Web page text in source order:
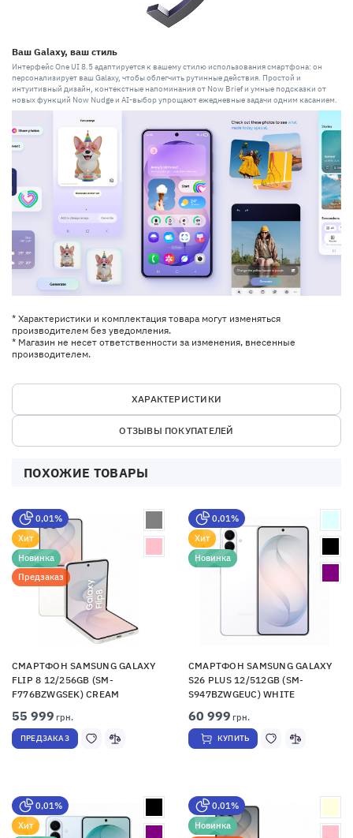
Ваш Galaxy, ваш стиль
Интерфейс One UI 8.5 адаптируется к вашему стилю использования смартфона: он
персонализирует ваш Galaxy, чтобы облегчить рутинные действия. Простой и
интуитивный дизайн, контекстные напоминания от Now Brief и умные подсказки от
новых функций Now Nudge и AI-выбор упрощают ежедневные задачи одним касанием.
* Характеристики и комплектация товара могут изменяться
производителем без уведомления.
* Магазин не несет ответственности за изменения, внесенные
производителем.
ХАРАКТЕРИСТИКИ
ОТЗЫВЫ ПОКУПАТЕЛЕЙ
ПОХОЖИЕ ТОВАРЫ
0,01%
Хит
Новинка
Предзаказ
СМАРТФОН SAMSUNG GALAXY
FLIP 8 12/256GB (SM-
F776BZWGSEK) CREAM
55 999 грн.
ПРЕДЗАКАЗ
0,01%
Хит
Новинка
СМАРТФОН SAMSUNG GALAXY
S26 PLUS 12/512GB (SM-
S947BZWGEUC) WHITE
60 999 грн.
КУПИТЬ
0,01%
Хит
0,01%
Новинка